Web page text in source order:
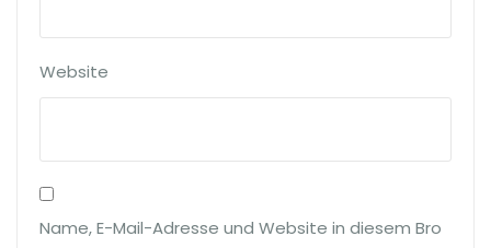
Website
Name, E-Mail-Adresse und Website in diesem Bro